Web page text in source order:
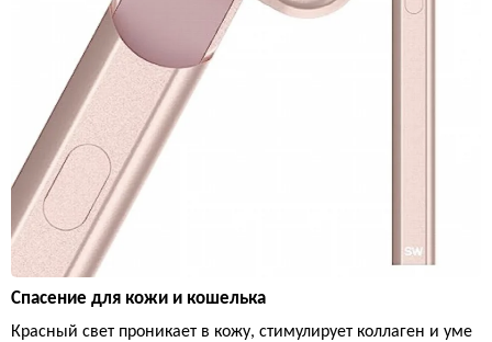
Спасение для кожи и кошелька
Красный свет проникает в кожу, стимулирует коллаген и уме